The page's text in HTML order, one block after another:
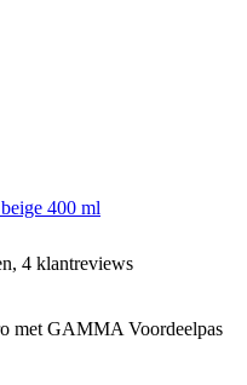
400 ml
4 klantreviews
met GAMMA Voordeelpas